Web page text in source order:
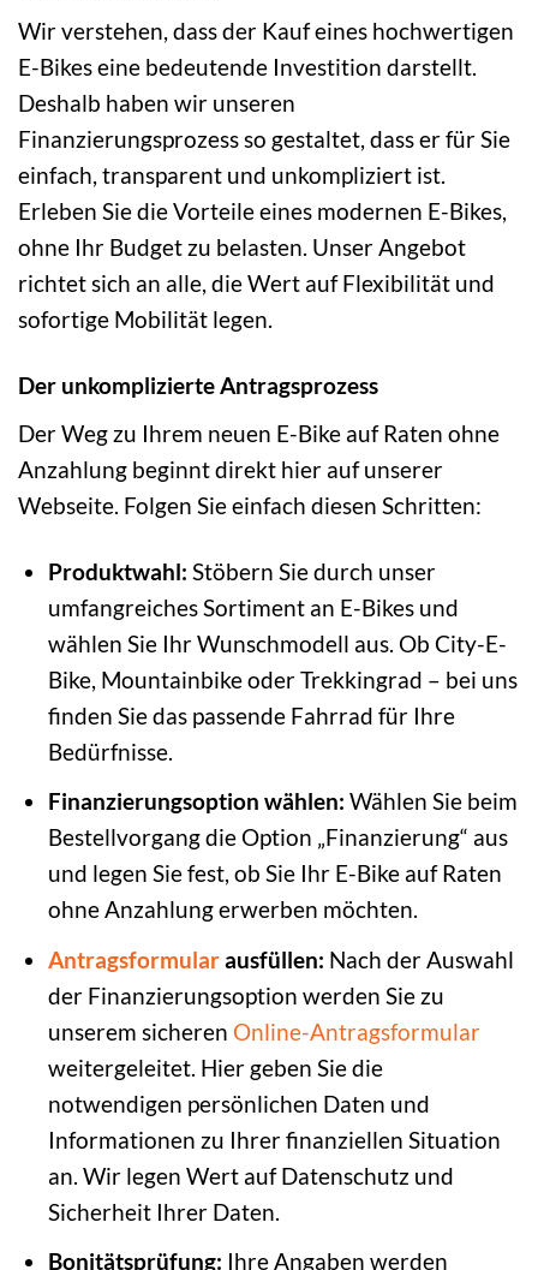
Wir verstehen, dass der Kauf eines hochwertigen
E-Bikes eine bedeutende Investition darstellt.
Deshalb haben wir unseren
Finanzierungsprozess so gestaltet, dass er für Sie
einfach, transparent und unkompliziert ist.
Erleben Sie die Vorteile eines modernen E-Bikes,
ohne Ihr Budget zu belasten. Unser Angebot
richtet sich an alle, die Wert auf Flexibilität und
sofortige Mobilität legen.
Der unkomplizierte Antragsprozess
Der Weg zu Ihrem neuen E-Bike auf Raten ohne
Anzahlung beginnt direkt hier auf unserer
Webseite. Folgen Sie einfach diesen Schritten:
Produktwahl: Stöbern Sie durch unser
umfangreiches Sortiment an E-Bikes und
wählen Sie Ihr Wunschmodell aus. Ob City-E-
Bike, Mountainbike oder Trekkingrad – bei uns
finden Sie das passende Fahrrad für Ihre
Bedürfnisse.
Finanzierungsoption wählen: Wählen Sie beim
Bestellvorgang die Option „Finanzierung“ aus
und legen Sie fest, ob Sie Ihr E-Bike auf Raten
ohne Anzahlung erwerben möchten.
Antragsformularausfüllen: Nach der Auswahl
der Finanzierungsoption werden Sie zu
unserem sicheren Online-Antragsformular
weitergeleitet. Hier geben Sie die
notwendigen persönlichen Daten und
Informationen zu Ihrer finanziellen Situation
an. Wir legen Wert auf Datenschutz und
Sicherheit Ihrer Daten.
Bonitätsprüfung: Ihre Angaben werden